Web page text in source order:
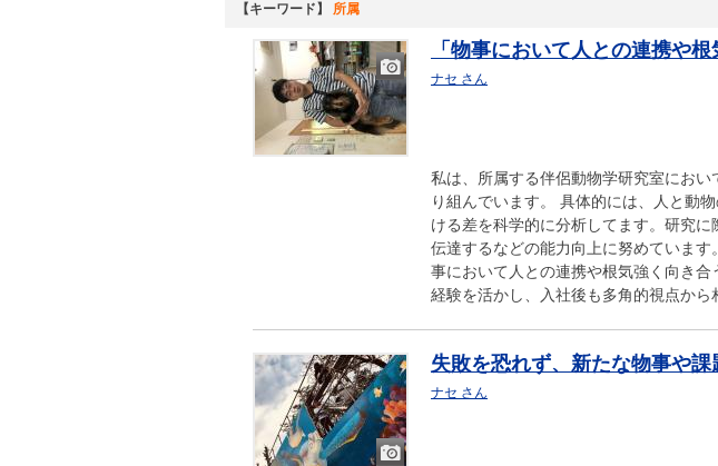
【キーワード】 所属
画
像
「物事において人との連携や
ナセ さん
私は、所属する伴侶動物学研究室にお
り組んでいます。 具体的には、人と動
ける差を科学的に分析してます。研究
伝達するなどの能力向上に努めていま
事において人との連携や根気強く向き
経験を活かし、入社後も多角的視点から
失敗を恐れず、新たな物事や
ナセ さん